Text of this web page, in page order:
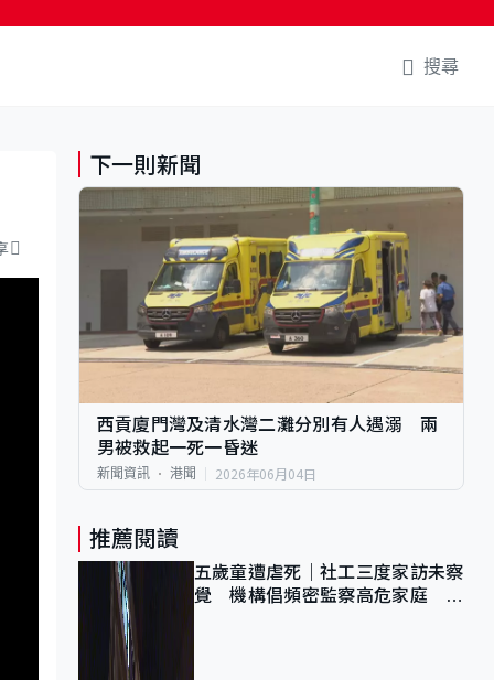
搜尋
下一則新聞
西貢廈門灣及清水灣二灘分別有人遇溺 兩
男被救起一死一昏迷
新聞資訊 港聞 2026年06月04日
推薦閱讀
五歲童遭虐死｜社工三度家訪未察
覺 機構倡頻密監察高危家庭 管